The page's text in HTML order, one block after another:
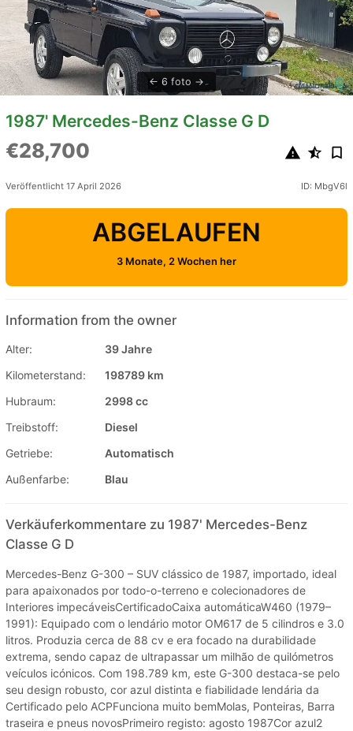
6 foto
1987' Mercedes-Benz Classe G D
€28,700
Veröffentlicht 17 April 2026 ID: MbgV6l
ABGELAUFEN
3 Monate, 2 Wochen her
Information from the owner
Alter:
39 Jahre
Kilometerstand:
198789 km
Hubraum:
2998 cc
Treibstoff:
Diesel
Getriebe:
Automatisch
Außenfarbe:
Blau
Verkäuferkommentare zu 1987' Mercedes-Benz
Classe G D
Mercedes-Benz G-300 – SUV clássico de 1987, importado, ideal
para apaixonados por todo-o-terreno e colecionadores de
Interiores impecáveisCertificadoCaixa automáticaW460 (1979–
1991): Equipado com o lendário motor OM617 de 5 cilindros e 3.0
litros. Produzia cerca de 88 cv e era focado na durabilidade
extrema, sendo capaz de ultrapassar um milhão de quilómetros
veículos icónicos. Com 198.789 km, este G-300 destaca-se pelo
seu design robusto, cor azul distinta e fiabilidade lendária da
Certificado pelo ACPFunciona muito bemMolas, Ponteiras, Barra
traseira e pneus novosPrimeiro registo: agosto 1987Cor azul2